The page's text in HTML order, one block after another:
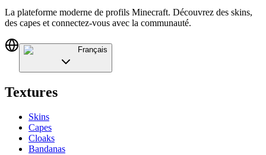
La plateforme moderne de profils Minecraft. Découvrez des skins,
des capes et connectez-vous avec la communauté.
Français
Textures
Skins
Capes
Cloaks
Bandanas